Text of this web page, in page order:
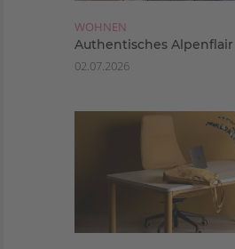
WOHNEN
Authentisches Alpenflair
02.07.2026